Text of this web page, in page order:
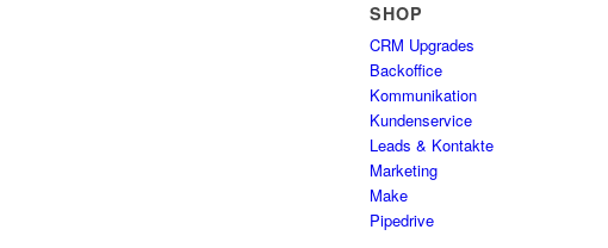
SHOP
CRM Upgrades
Backoffice
Kommunikation
Kundenservice
Leads & Kontakte
Marketing
Make
Pipedrive